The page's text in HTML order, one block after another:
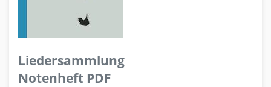
Liedersammlung
Notenheft PDF